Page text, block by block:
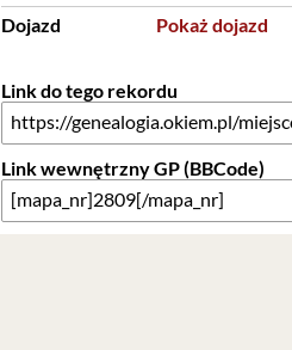
Dojazd
Pokaż dojazd
Link do tego rekordu
Link wewnętrzny GP (BBCode)